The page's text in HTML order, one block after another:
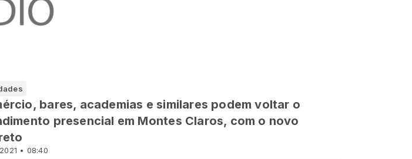
• 08:40
bares, academias e similares podem voltar o
presencial em Montes Claros, com o novo